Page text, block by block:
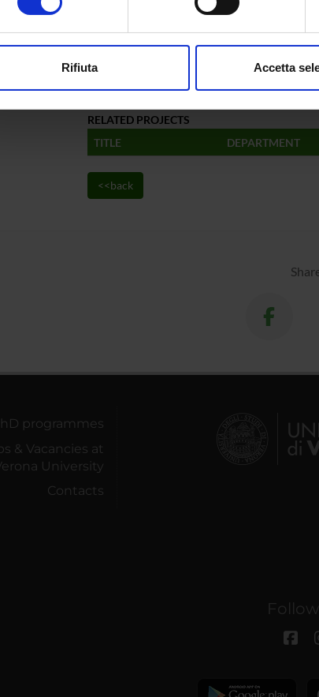
digitali).
o ritirare il tuo consenso in qualsiasi momento dalla
dei dati web, pubblicità e social media, i quali
raccolto dal tuo utilizzo dei loro servizi.
Rifiuta Accetta
Consulta la scheda completa
RELATED PROJECTS
TITLE
DEPARTMENT
<<back
programmes
& Vacancies at
University
Contacts